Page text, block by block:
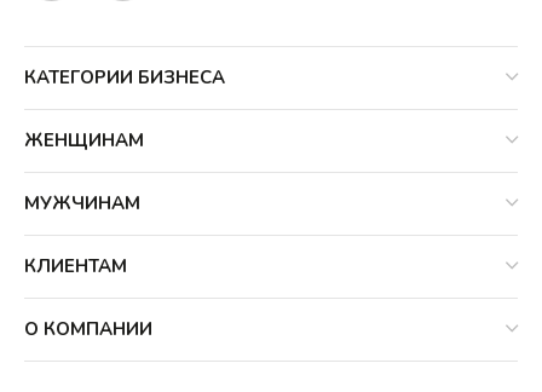
КАТЕГОРИИ БИЗНЕСА
ЖЕНЩИНАМ
МУЖЧИНАМ
КЛИЕНТАМ
О КОМПАНИИ